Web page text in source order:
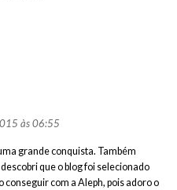
às 06:55
grande conquista. Também
que o blog foi selecionado
conseguir com a Aleph, pois adoro o